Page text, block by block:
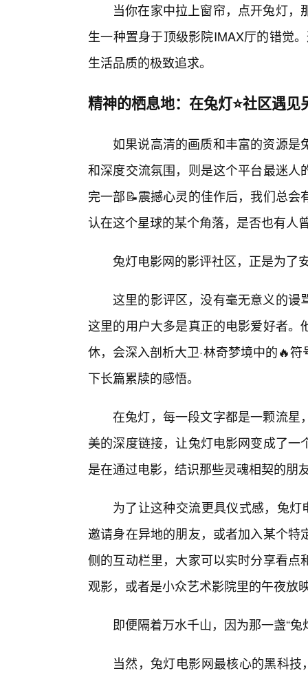
当你在家中拉上窗帘，点开兔灯
生一种置身于顶级影院IMAX厅的错觉
生活品质的极致追求。
精神的栖息地：在兔灯⭐社区遇见
如果说高清的画质和丰富的资源是
和深度交流氛围，则是这个平台最迷
完一部📝震撼心灵的佳作后，我们总
认在这个星球的某个角落，是否也有人
兔灯电影网的影评社区，正是为了
这里的影评区，没有毫无意义的谩
这里的用户大多是真正的电影爱好者
休，会深入剖析大卫·林奇梦境中的🔥
下长篇累牍的感悟。
在兔灯，每一段文字都是一颗流星
美的深度链接，让兔灯电影网变成了
是在通过电影，结识那些灵魂相契的朋
为了让这种交流更具仪式感，兔灯
邀请身在异地的朋友，或者加入某个
侧的互动栏里，大家可以实时分享看
观影，或者是小众艺术影院里的午夜放
即便隔着万水千山，因为那一盏“
当然，兔灯电影网最核心的黑科